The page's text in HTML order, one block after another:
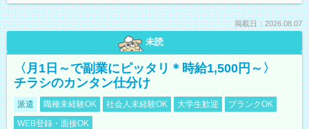
掲載日：2026.08.07
未読
〈月1日～で副業にピッタリ＊時給1,500円～〉
チラシのカンタン仕分け
派遣 職種未経験OK 社会人未経験OK 大学生歓迎
ブランクOK
WEB登録・面接OK